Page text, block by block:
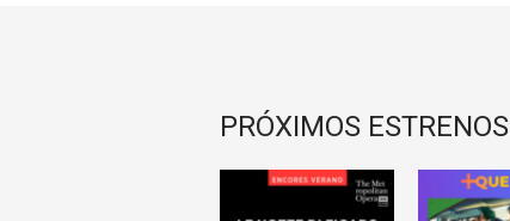
PRÓXIMOS ESTRENOS